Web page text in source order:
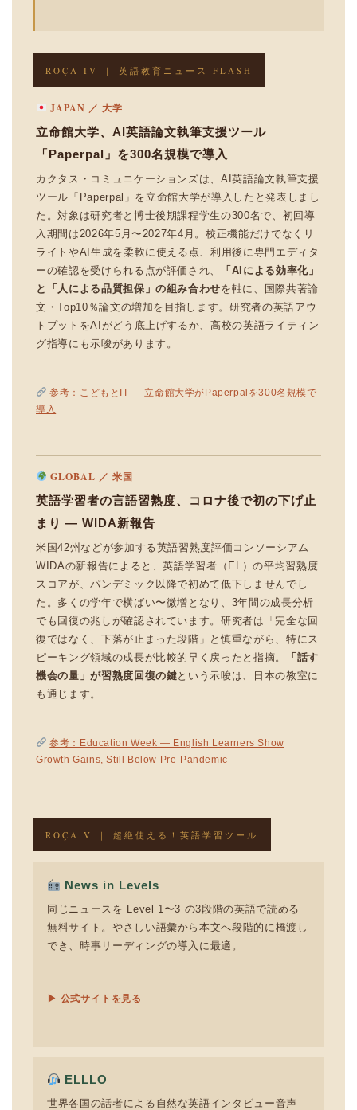
ROÇA IV ｜ 英語教育ニュース FLASH
JAPAN ／ 大学
立命館大学、AI英語論文執筆支援ツール
「Paperpal」を300名規模で導入
カクタス・コミュニケーションズは、AI英語論文執筆支援
ツール「Paperpal」を立命館大学が導入したと発表しまし
た。対象は研究者と博士後期課程学生の300名で、初回導
入期間は2026年5月〜2027年4月。校正機能だけでなくリ
ライトやAI生成を柔軟に使える点、利用後に専門エディタ
ーの確認を受けられる点が評価され、
「AIによる効率化」
と「人による品質担保」の組み合わせを軸に、国際共著論
文・Top10％論文の増加を目指します。研究者の英語アウ
トプットをAIがどう底上げするか、高校の英語ライティン
グ指導にも示唆があります。
参考：こどもとIT — 立命館大学がPaperpalを300名規模で
導入
GLOBAL ／ 米国
英語学習者の言語習熟度、コロナ後で初の下げ止
まり — WIDA新報告
米国42州などが参加する英語習熟度評価コンソーシアム
WIDAの新報告によると、英語学習者（EL）の平均習熟度
スコアが、パンデミック以降で初めて低下しませんでし
た。多くの学年で横ばい〜微増となり、3年間の成長分析
でも回復の兆しが確認されています。研究者は「完全な回
復ではなく、下落が止まった段階」と慎重ながら、特にス
ピーキング領域の成長が比較的早く戻ったと指摘。
「話す
機会の量」が習熟度回復の鍵という示唆は、日本の教室に
も通じます。
参考：Education Week — English Learners Show
Growth Gains, Still Below Pre-Pandemic
ROÇA V ｜ 超絶使える！英語学習ツール
News in Levels
同じニュースを Level 1〜3 の3段階の英語で読める
無料サイト。やさしい語彙から本文へ段階的に橋渡し
でき、時事リーディングの導入に最適。
▶ 公式サイトを見る
ELLLO
世界各国の話者による自然な英語インタビュー音声